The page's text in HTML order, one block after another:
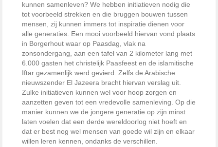
kunnen samenleven? We hebben initiatieven nodig die
tot voorbeeld strekken en die bruggen bouwen tussen
mensen, zij kunnen immers tot inspiratie dienen voor
alle generaties. Een mooi voorbeeld hiervan vond plaats
in Borgerhout waar op Paasdag, vlak na
zonsondergang, aan een tafel van 2 kilometer lang met
6.000 gasten het christelijk Paasfeest en de islamitische
Iftar gezamenlijk werd gevierd. Zelfs de Arabische
nieuwszender El Jazeera bracht hiervan verslag uit.
Zulke initiatieven kunnen wel voor hoop zorgen en
aanzetten geven tot een vredevolle samenleving. Op die
manier kunnen we de jongere generatie op zijn minst
laten voelen dat een derde wereldoorlog niet hoeft en
dat er best nog wel mensen van goede wil zijn en elkaar
willen leren kennen, ondanks de verschillen.